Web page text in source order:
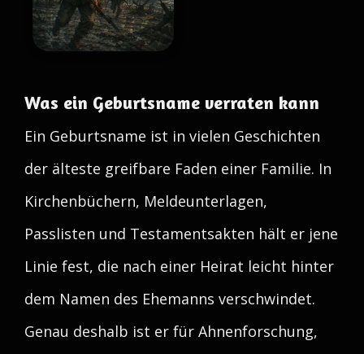
Was ein Geburtsname verraten kann
Ein Geburtsname ist in vielen Geschichten
der älteste greifbare Faden einer Familie. In
Kirchenbüchern, Meldeunterlagen,
Passlisten und Testamentsakten hält er jene
Linie fest, die nach einer Heirat leicht hinter
dem Namen des Ehemanns verschwindet.
Genau deshalb ist er für Ahnenforschung,